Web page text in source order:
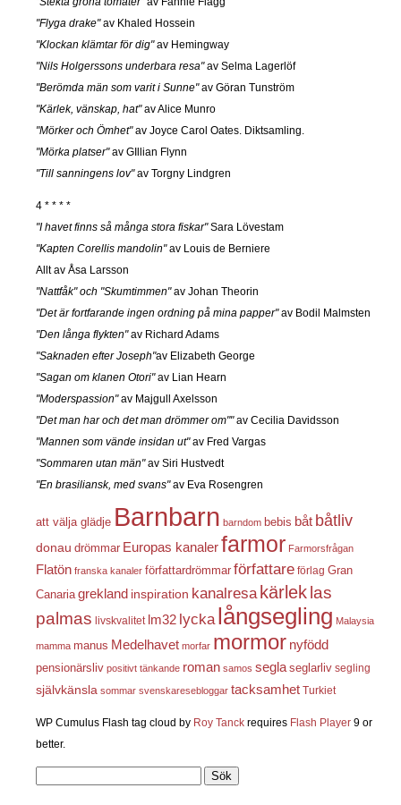
"Flyga drake"av Khaled Hossein
"Klockan klämtar för dig"av Hemingway
"Nils Holgerssons underbara resa"av Selma Lagerlöf
"Berömda män som varit i Sunne"av Göran Tunström
"Kärlek, vänskap, hat"av Alice Munro
"Mörker och Ömhet"av Joyce Carol Oates. Diktsamling.
"Mörka platser"av GIllian Flynn
"Till sanningens lov"av Torgny Lindgren
4 * * * *
"I havet finns så många stora fiskar"Sara Lövestam
"Kapten Corellis mandolin"av Louis de Berniere
Allt av Åsa Larsson
"Nattfåk" och "Skumtimmen"av Johan Theorin
"Det är fortfarande ingen ordning på mina papper"av Bodil Malmsten
"Den långa flykten"av Richard Adams
"Saknaden efter Joseph"av Elizabeth George
"Sagan om klanen Otori"av Lian Hearn
"Moderspassion"av Majgull Axelsson
"Det man har och det man drömmer om""av Cecilia Davidsson
"Mannen som vände insidan ut"av Fred Vargas
"Sommaren utan män"av Siri Hustvedt
"En brasiliansk, med svans"av Eva Rosengren
att välja glädje Barnbarn barndom bebis båt båtliv
donau drömmar Europas kanalerfarmor Farmorsfrågan
Flatön franska kanaler författardrömmar författare förlag Gran
Canaria grekland inspiration kanalresa kärleklas
palmas livskvalitet lm32 lycka långsegling Malaysia
mamma manus Medelhavet morfar mormor nyfödd
pensionärsliv positivt tänkande roman samos segla seglarliv segling
självkänsla sommar svenskaresebloggar tacksamhet Turkiet
WP Cumulus Flash tag cloud by Roy Tanck requires Flash Player 9 or
better.